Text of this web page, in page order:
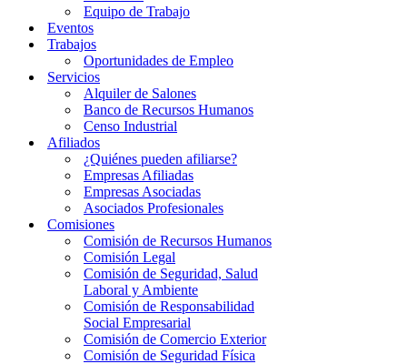
Equipo de Trabajo
Eventos
Trabajos
Oportunidades de Empleo
Servicios
Alquiler de Salones
Banco de Recursos Humanos
Censo Industrial
Afiliados
¿Quiénes pueden afiliarse?
Empresas Afiliadas
Empresas Asociadas
Asociados Profesionales
Comisiones
Comisión de Recursos Humanos
Comisión Legal
Comisión de Seguridad, Salud
Laboral y Ambiente
Comisión de Responsabilidad
Social Empresarial
Comisión de Comercio Exterior
Comisión de Seguridad Física